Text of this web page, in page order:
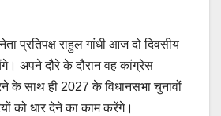
प्रतिपक्ष राहुल गांधी आज दो दिवसीय
अपने दौरे के दौरान वह कांग्रेस
के साथ ही 2027 के विधानसभा चुनावों
को धार देने का काम करेंगे।